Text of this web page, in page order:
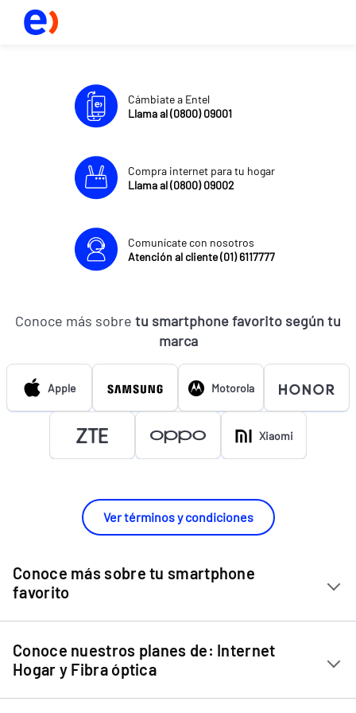
Cámbiate a Entel
Llama al (0800) 09001
Compra internet para tu hogar
Llama al (0800) 09002
Comunícate con nosotros
Atención al cliente (01) 6117777
Conoce más sobre tu smartphone favorito según tu
marca
Apple Motorola
Xiaomi
Ver términos y condiciones
Conoce más sobre tu smartphone
favorito
Chip Entel
Apple iPhone 11
Apple iPhone 12 Mini
Conoce nuestros planes de: Internet
Hogar y Fibra óptica
Internet Hogar